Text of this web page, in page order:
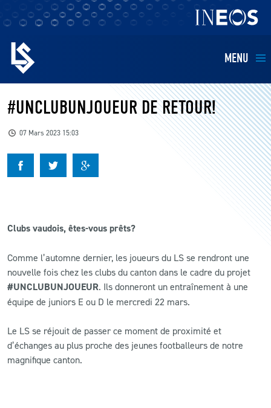
MENU
EQUIPES
BILLETTERIE
FANS
BUSINESS
RESTAURATION
CLUB
CONTACT
ACTUALITÉS
#UNCLUBUNJOUEUR DE RETOUR!
07 Mars 2023 15:03
Clubs vaudois, êtes-vous prêts?
Comme l’automne dernier, les joueurs du LS se rendront une
nouvelle fois chez les clubs du canton dans le cadre du projet
#UNCLUBUNJOUEUR. Ils donneront un entraînement à une
équipe de juniors E ou D le mercredi 22 mars.
Le LS se réjouit de passer ce moment de proximité et
d’échanges au plus proche des jeunes footballeurs de notre
magnifique canton.